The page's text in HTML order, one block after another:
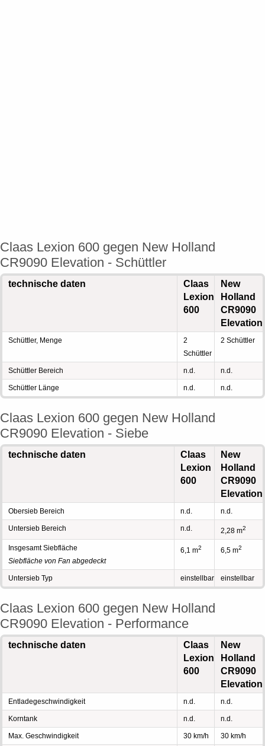
Claas Lexion 600 gegen New Holland
CR9090 Elevation - Schüttler
technische daten
Claas
Lexion
600
New
Holland
CR9090
Elevation
Schüttler, Menge
2
Schüttler
2 Schüttler
Schüttler Bereich n.d. n.d.
Schüttler Länge n.d. n.d.
Claas Lexion 600 gegen New Holland
CR9090 Elevation - Siebe
technische daten
Claas
Lexion
600
New
Holland
CR9090
Elevation
Obersieb Bereich n.d. n.d.
Untersieb Bereich n.d. 2,28 m2
Insgesamt Siebfläche
Siebfläche von Fan abgedeckt
6,1 m2 6,5 m2
Untersieb Typ einstellbar einstellbar
Claas Lexion 600 gegen New Holland
CR9090 Elevation - Performance
technische daten
Claas
Lexion
600
New
Holland
CR9090
Elevation
Entladegeschwindigkeit n.d. n.d.
Korntank n.d. n.d.
Max. Geschwindigkeit 30 km/h 30 km/h